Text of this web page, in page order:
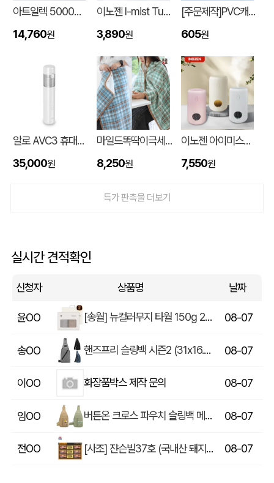
아트일렉 5000mAh 도킹형 보조 배터리
14,760원
이노젠 I-mist Tumbler 미니가습기 420ml
3,890원
[주문제작]PVC캐릭터 디오네캔디볼펜(2D)
605원
알로 AVC3 휴대용 3in1 에어건 핸디 차량용 무선청소기
35,000원
마일드똑딱이극세사담요
8,250원
이노젠 아이미스트 에어 무드등 휴대용 무선가습기
7,550원
특가 판촉물 더보기
실시간 견적확인
신청자 상품명 날짜
입체형떡메모_(도자기레인보우) 08-08
이OO 스탠다드 에코백 (350x100x370mm)
이OO 상품제안(웰컴키트제작)
윤OO 08-07
송OO 핸즈프리 슬링백 시즌2 (31x16.5x6.5cm) 08-07
이OO 화장품박스 제작 문의 08-07
임OO 08-07
전OO [사조] 쟌슨빌37호 (국내산 돼지고기100%) / 명절 선물세트 08-07
방OO [주문제작] 에코백 맞춤 제작 서비스 08-07